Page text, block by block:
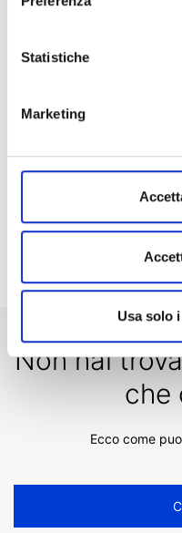
Statistiche
Marketing
Usa solo
Articoli correlati
quando viaggio
Cos'è l'ADR (American
Pre & After-Hours
Non hai
che
Ecco come